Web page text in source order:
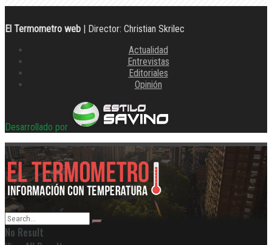
El Termometro web | Director: Christian Skrilec
Actualidad
Entrevistas
Editoriales
Opinión
Desarrollado por
No Result